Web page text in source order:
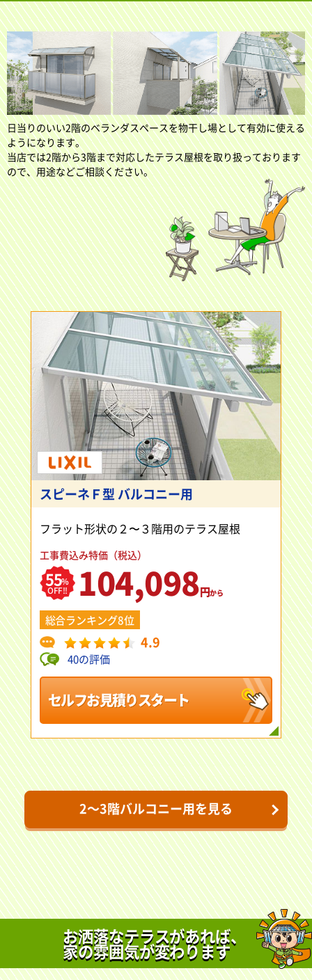
日当りのいい2階のベランダスペースを物干し場として有効に使える
ようになります。
当店では2階から3階まで対応したテラス屋根を取り扱っております
ので、用途などご相談ください。
スピーネＦ型 バルコニー用
フラット形状の２〜３階用のテラス屋根
工事費込み特価（税込）
55%
OFF!! 104,098円から
総合ランキング8位
4.9
40の評価
セルフお見積りスタート
2～3階バルコニー用を見る
お洒落なテラスがあれば、
家の雰囲気が変わります